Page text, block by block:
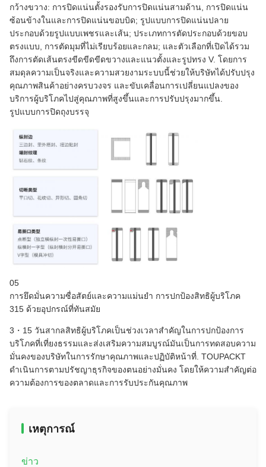
กว้างขวาง: การปิดแน่นตั้งรองรับการปิดแน่นสามด้าน, การปิดแน่น
ซ้อนข้างในและการปิดแน่นขอบบิด; รูปแบบการปิดแน่นปลาย
ประกอบด้วยรูปแบบเพชรและเส้น; ประเภทการตัดประกอบด้วยขอบ
ตรงแบบ, การตัดมุมที่ไม่เรียบร้อยและกลม; และตัวเลือกที่เปิดได้รวม
ถึงการตัดเส้นตรงขีดขีดขีดขวางและแนวตั้งและรูปทรง V. โดยการ
สมดุลความเป็นจริงและความสวยงามระบบนี้ช่วยให้บริษัทได้ปรับปรุง
คุณภาพสินค้าอย่างครบวงจร และขับเคลื่อนการเปลี่ยนแปลงของ
บริการผู้บริโภคไปสู่คุณภาพที่สูงขึ้นและการปรับปรุงมากขึ้น.
รูปแบบการปิดถุงบรรจุ
05
การยึดมั่นความซื่อสัตย์และความแม่นยํา การปกป้องสิทธิผู้บริโภค
315 ด้วยอุปกรณ์ที่ทันสมัย
3・15 วันสากลสิทธิผู้บริโภคเป็นช่วงเวลาสําคัญในการปกป้องการ
บริโภคที่เที่ยงธรรมและส่งเสริมความสมบูรณ์มันเป็นการทดสอบความ
มั่นคงของบริษัทในการรักษาคุณภาพและปฏิบัติหน้าที่. TOUPACKT
ดําเนินการตามปรัชญาธุรกิจของตนอย่างมั่นคง โดยให้ความสําคัญต่อ
ความต้องการของตลาดและการรับประกันคุณภาพ
เหตุการณ์
ข่าว